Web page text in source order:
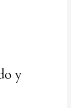
y